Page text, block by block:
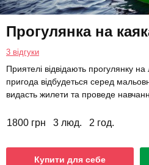
Прогулянка на
3 відгуки
Приятелі відвідають прогулянку
пригода відбудеться серед
видасть жилети та проведе
1800 грн 3 люд. 2 год.
Купити для себе